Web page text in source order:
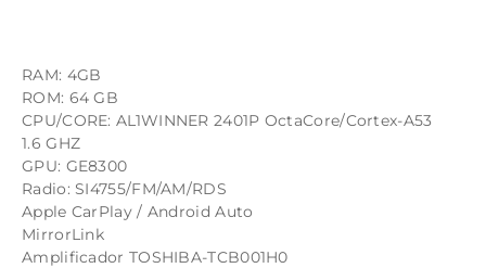
RAM: 4GB
ROM: 64 GB
CPU/CORE: AL1WINNER 2401P OctaCore/Cortex-A53
1.6 GHZ
GPU: GE8300
Radio: SI4755/FM/AM/RDS
Apple CarPlay / Android Auto
MirrorLink
Amplificador TOSHIBA-TCB001H0